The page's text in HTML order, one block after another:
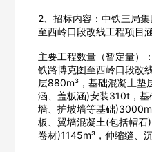
2、招标内容：中铁三局
至西岭口段改线工程项目
主要工程数量（暂定量）
铁路博克图至西岭口段改
层880m³，基础混凝土垫
涵、盖板涵)安装310t，
墙、护坡墙等基础
板、翼墙混凝土(包括帽
卷材)1145m³，伸缩缝、